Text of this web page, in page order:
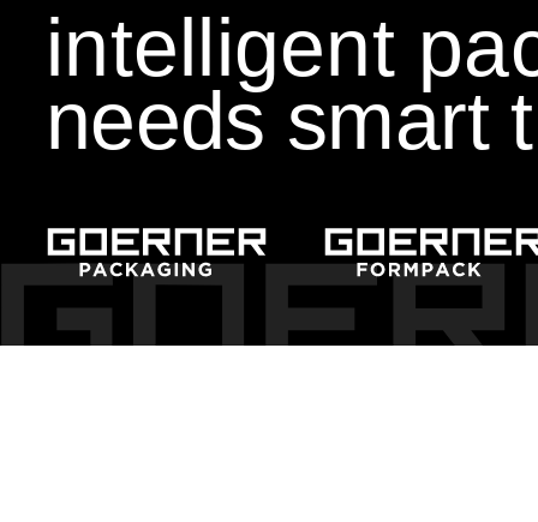
intelligent
needs smart